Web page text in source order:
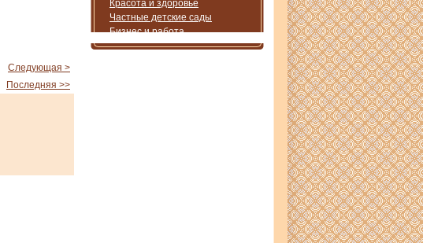
Следующая >
Последняя >>
Красота и здоровье
Частные детские сады
Бизнес и работа